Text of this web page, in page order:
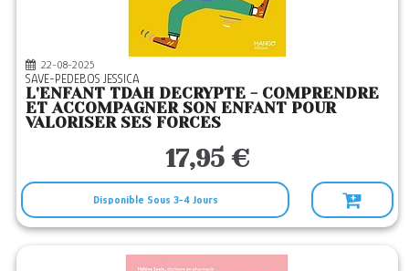
22-08-2025
SAVE-PEDEBOS JESSICA
L'ENFANT TDAH DECRYPTE - COMPRENDRE
ET ACCOMPAGNER SON ENFANT POUR
VALORISER SES FORCES
17,95 €
Disponible Sous 3-4 Jours